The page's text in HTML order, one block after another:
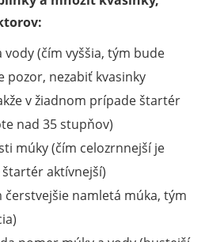
(čím vyššia, tým bude
pozor, nezabiť kvasinky
v žiadnom prípade štartér
nad 35 stupňov)
múky (čím celozrnnejší je
aktívnejší)
čerstvejšie namletá múka, tým